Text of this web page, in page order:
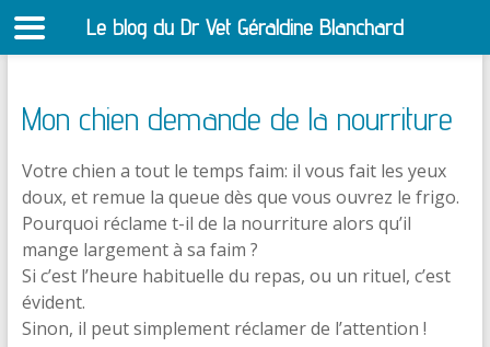
Mon chien demande de la nourriture
Votre chien a tout le temps faim: il vous fait les yeux
doux, et remue la queue dès que vous ouvrez le frigo.
Pourquoi réclame t-il de la nourriture alors qu’il
mange largement à sa faim ?
Si c’est l’heure habituelle du repas, ou un rituel, c’est
évident.
Sinon, il peut simplement réclamer de l’attention !
Le blog du Dr Vet Géraldine Blanchard